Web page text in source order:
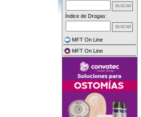
Índice de Drogas:
MFT On Line
MFT On Line